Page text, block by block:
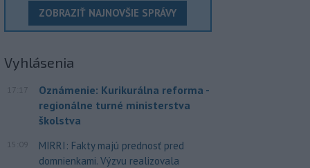
ZOBRAZIŤ NAJNOVŠIE SPRÁVY
Vyhlásenia
17:17
Oznámenie: Kurikurálna reforma -
regionálne turné ministerstva
školstva
15:09
MIRRI: Fakty majú prednosť pred
domnienkami. Výzvu realizovala